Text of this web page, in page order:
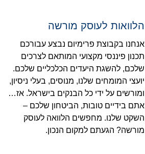
הלוואות לעוסק מורשה
אנחנו בקבוצת פרימיום נבצע עבורכם
תכנון פיננסי מקצועי המותאם לצרכים
שלכם, להשגת היעדים הכלכליים שלכם.
יועצי המומחים שלנו, מנוסים, בעלי ניסיון,
ומורשים על ידי כל הבנקים בישראל. אז…
אתם בידיים טובות, הביטחון שלכם –
השקט שלנו. מחפשים הלוואה לעוסק
מורשה? הגעתם למקום הנכון.